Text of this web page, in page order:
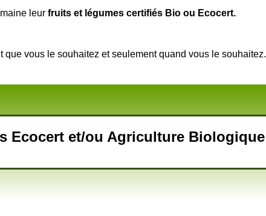
leur fruits et légumes certifiés Bio ou Ecocert.
que vous le souhaitez et seulement quand vous le souhaitez.
Ecocert et/ou Agriculture Biologique